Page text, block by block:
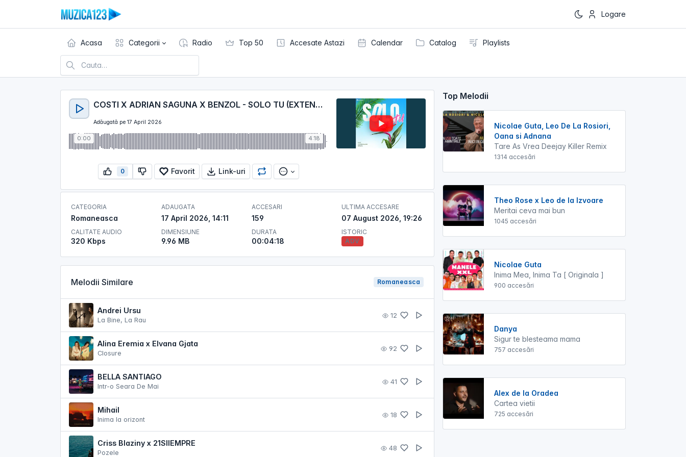
Logare
Acasa Categorii Radio Top 50 Accesate Astazi Calendar Catalog Playlists
COSTI X ADRIAN SAGUNA X BENZOL - SOLO TU (EXTENDED)
Adăugată pe 17 April 2026
0:00 4:18
0 Favorit Link-uri
CATEGORIA
Romaneasca
CALITATE AUDIO
320 Kbps
ADAUGATA
17 April 2026, 14:11
DIMENSIUNE
9.96 MB
ACCESARI
159
DURATA
00:04:18
ULTIMA ACCESARE
07 August 2026, 19:26
ISTORIC
ADV
Melodii Similare Romaneasca
Andrei Ursu
La Bine, La Rau
12
Alina Eremia x Elvana Gjata
Closure
92
BELLA SANTIAGO
Intr-o Seara De Mai
41
Mihail
Inima la orizont
18
Criss Blaziny x 21SIIEMPRE
Pozele
48
Top Melodii
Nicolae Guta, Leo De La Rosiori,
Oana si Adnana
Tare As Vrea Deejay Killer Remix
1314 accesări
Theo Rose x Leo de la Izvoare
Meritai ceva mai bun
1045 accesări
Nicolae Guta
Inima Mea, Inima Ta [ Originala ]
900 accesări
Danya
Sigur te blesteama mama
757 accesări
Alex de la Oradea
Cartea vietii
725 accesări